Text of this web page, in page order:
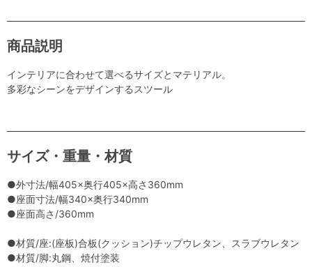
商品説明
インテリアに合わせて選べるサイズとマテリアル。
多彩なシーンをデザインするスツール
サイズ・重量・材質
●外寸法/幅405×奥行405×高さ360mm
●座面寸法/幅340×奥行340mm
●座面高さ/360mm
●材質/座:(座板)合板(クッション)チップウレタン、スラブウレタン
●材質/脚:丸鋼、焼付塗装